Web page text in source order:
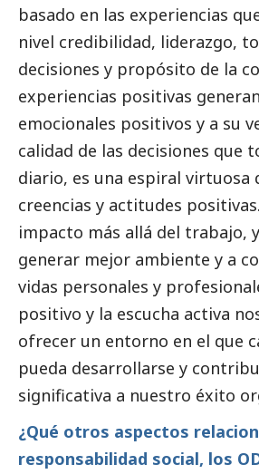
basado en las experiencias
nivel credibilidad, liderazgo,
decisiones y propósito de la
experiencias positivas
emocionales positivos y a su
calidad de las decisiones que
diario, es una espiral virtuosa
creencias y actitudes
impacto más allá del trabajo,
generar mejor ambiente y a
vidas personales y
positivo y la escucha activa
ofrecer un entorno en el que
pueda desarrollarse y
significativa a nuestro éxito
¿Qué otros aspectos
responsabilidad social, los